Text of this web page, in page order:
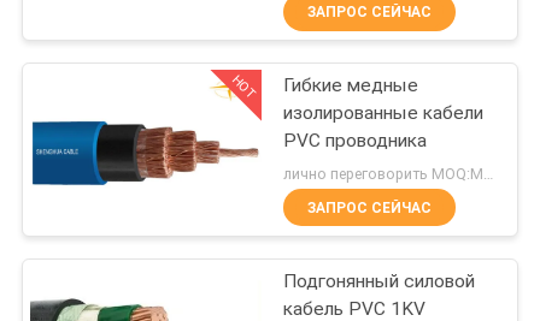
КОМПАНИИ
НАША
ФАБРИКА
КОНТРОЛЬ
КАЧЕСТВА
Кабели с ПВХ
изоляцией
203
ЗАПРОС СЕЙЧАС
HOT
Гибкие медные
изолированные кабели
PVC проводника
ЗАПРОС СЕЙЧАС
Подгонянный силовой
кабель PVC 1KV